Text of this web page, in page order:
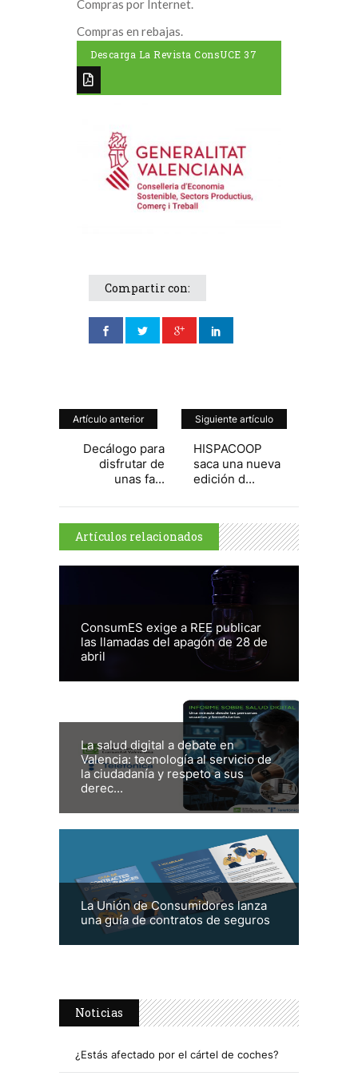
Compras por Internet.
Compras en rebajas.
Descarga La Revista ConsUCE 37
Compartir con:
Artículo anterior
Decálogo para
disfrutar de
unas fa...
Siguiente artículo
HISPACOOP
saca una nueva
edición d...
Artículos relacionados
ConsumES exige a REE publicar
las llamadas del apagón de 28 de
abril
La salud digital a debate en
Valencia: tecnología al servicio de
la ciudadanía y respeto a sus
derec...
La Unión de Consumidores lanza
una guía de contratos de seguros
Noticias
¿Estás afectado por el cártel de coches?